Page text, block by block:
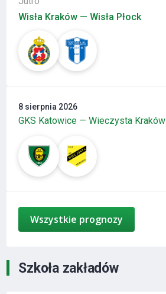
Wisła Kraków — Wisła Płock
8 sierpnia 2026
GKS Katowice — Wieczysta Kraków
Wszystkie prognozy
Szkoła zakładów